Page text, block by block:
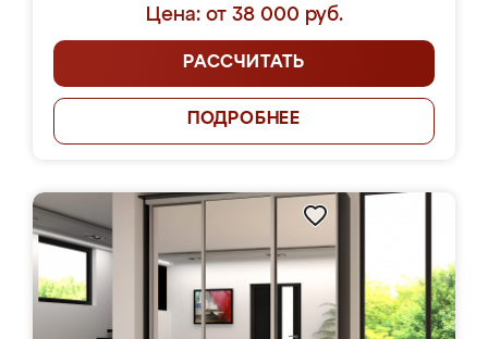
Цена: от 38 000 руб.
РАССЧИТАТЬ
ПОДРОБНЕЕ